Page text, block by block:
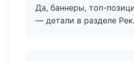
Да, баннеры, топ-
— детали в разделе